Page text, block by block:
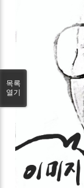
목록
열기